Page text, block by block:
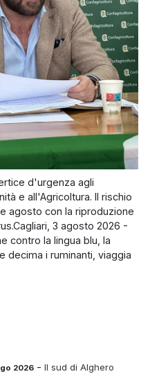
d'urgenza agli
e all'Agricoltura. Il rischio
agosto con la riproduzione
3 agosto 2026 -
contro la lingua blu, la
decima i ruminanti, viaggia
2026 -Il sud di Alghero